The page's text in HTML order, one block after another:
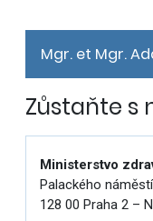
Mgr. et Mgr.
Zůstaňte s
Ministerstvo
Palackého
128 00 Praha 2 –